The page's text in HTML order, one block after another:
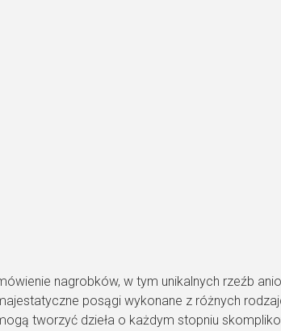
nagrobków, w tym unikalnych rzeźb
posągi wykonane z różnych
tworzyć dzieła o każdym stopniu